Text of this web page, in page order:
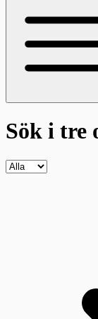
Sök i tre